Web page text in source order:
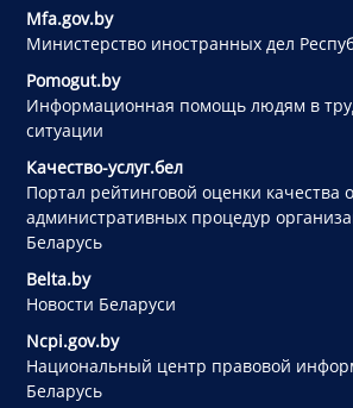
Mfa.gov.by
Министерство иностранных дел
Pomogut.by
Информационная помощь людям в
ситуации
Качество-услуг.бел
Портал рейтинговой оценки качества
административных процедур
Беларусь
Belta.by
Новости Беларуси
Ncpi.gov.by
Национальный центр правовой
Беларусь